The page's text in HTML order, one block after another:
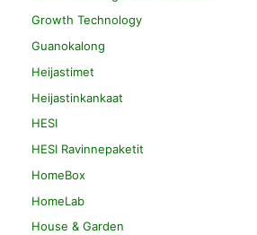
Growth Technology
Guanokalong
Heijastimet
Heijastinkankaat
HESI
HESI Ravinnepaketit
HomeBox
HomeLab
House & Garden